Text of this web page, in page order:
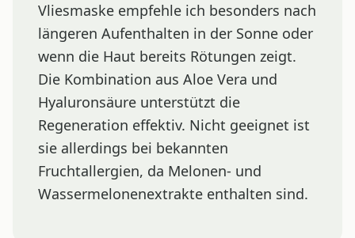
Vliesmaske empfehle ich besonders nach
längeren Aufenthalten in der Sonne oder
wenn die Haut bereits Rötungen zeigt.
Die Kombination aus Aloe Vera und
Hyaluronsäure unterstützt die
Regeneration effektiv. Nicht geeignet ist
sie allerdings bei bekannten
Fruchtallergien, da Melonen- und
Wassermelonenextrakte enthalten sind.